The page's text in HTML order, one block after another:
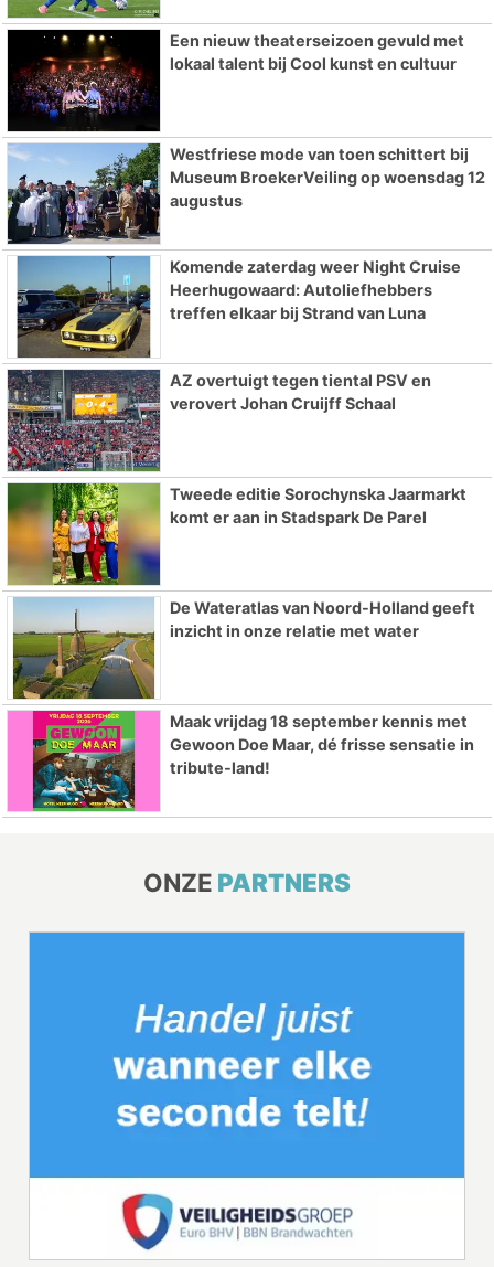
Een nieuw theaterseizoen gevuld met
lokaal talent bij Cool kunst en cultuur
Westfriese mode van toen schittert bij
Museum BroekerVeiling op woensdag 12
augustus
Komende zaterdag weer Night Cruise
Heerhugowaard: Autoliefhebbers
treffen elkaar bij Strand van Luna
AZ overtuigt tegen tiental PSV en
verovert Johan Cruijff Schaal
Tweede editie Sorochynska Jaarmarkt
komt er aan in Stadspark De Parel
De Wateratlas van Noord-Holland geeft
inzicht in onze relatie met water
Maak vrijdag 18 september kennis met
Gewoon Doe Maar, dé frisse sensatie in
tribute-land!
ONZE PARTNERS